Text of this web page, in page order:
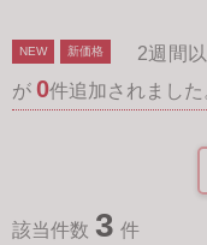
NEW 新価格 2週間
が 0件追加されました
該当件数 3 件